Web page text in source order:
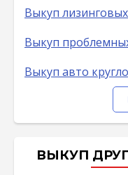
Выкуп
Выкуп
Выкуп авто
ВЫКУП